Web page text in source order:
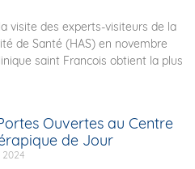
visite des experts-visiteurs de la
de Santé (HAS) en novembre
saint Francois obtient la plus
Ouvertes au Centre
de Jour